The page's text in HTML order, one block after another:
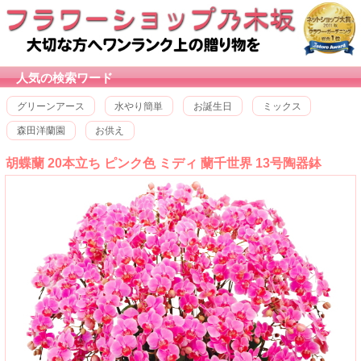
人気の検索ワード
グリーンアース 水やり簡単 お誕生日 ミックス
森田洋蘭園 お供え
胡蝶蘭 20本立ち ピンク色 ミディ 蘭千世界 13号陶器鉢